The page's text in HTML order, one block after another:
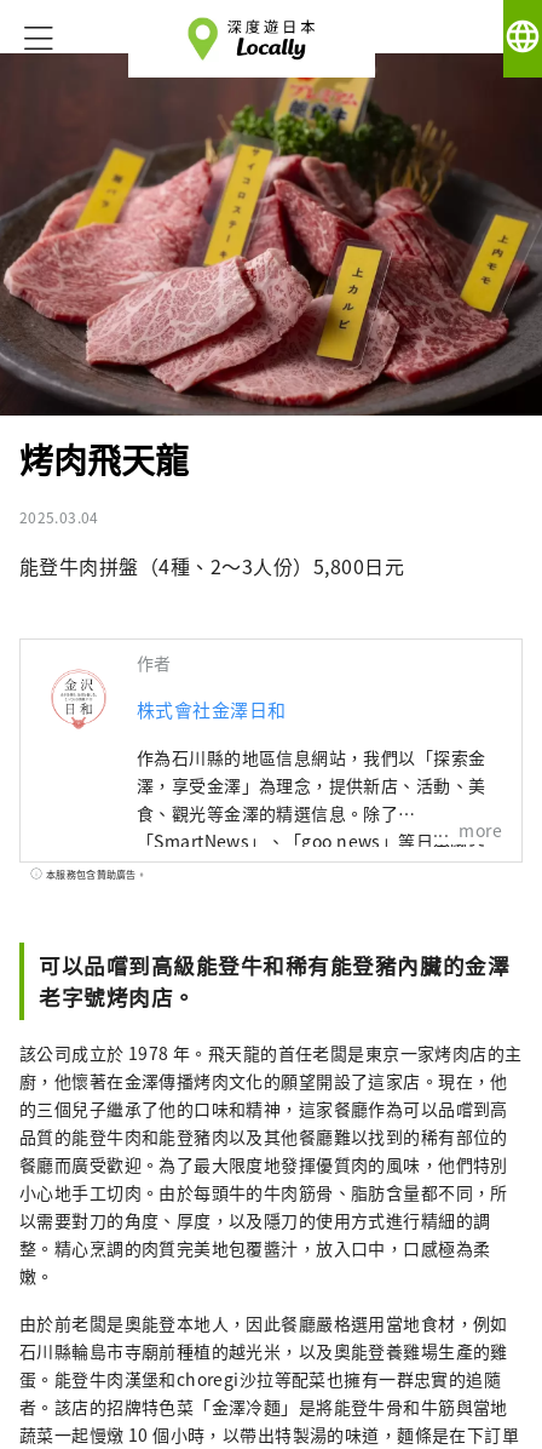
language
烤肉飛天龍
2025.03.04
能登牛肉拼盤（4種、2～3人份）5,800日元
作者
株式會社金澤日和
作為石川縣的地區信息網站，我們以「探索金
澤，享受金澤」為理念，提供新店、活動、美
食、觀光等金澤的精選信息。除了
「SmartNews」、「goo news」等日本國內
媒體外，我們還與中國、台灣、香港、泰國、
more
本服務包含贊助廣告。
可以品嚐到高級能登牛和稀有能登豬內臟的金澤
老字號烤肉店。
該公司成立於 1978 年。飛天龍的首任老闆是東京一家烤肉店的主
廚，他懷著在金澤傳播烤肉文化的願望開設了這家店。現在，他
的三個兒子繼承了他的口味和精神，這家餐廳作為可以品嚐到高
品質的能登牛肉和能登豬肉以及其他餐廳難以找到的稀有部位的
餐廳而廣受歡迎。為了最大限度地發揮優質肉的風味，他們特別
小心地手工切肉。由於每頭牛的牛肉筋骨、脂肪含量都不同，所
以需要對刀的角度、厚度，以及隱刀的使用方式進行精細的調
整。精心烹調的肉質完美地包覆醬汁，放入口中，口感極為柔
嫩。
由於前老闆是奧能登本地人，因此餐廳嚴格選用當地食材，例如
石川縣輪島市寺廟前種植的越光米，以及奧能登養雞場生產的雞
蛋。能登牛肉漢堡和choregi沙拉等配菜也擁有一群忠實的追隨
者。該店的招牌特色菜「金澤冷麵」是將能登牛骨和牛筋與當地
蔬菜一起慢燉 10 個小時，以帶出特製湯的味道，麵條是在下訂單